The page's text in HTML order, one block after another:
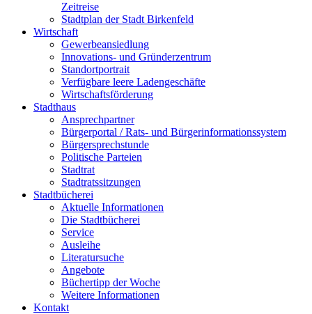
Zeitreise
Stadtplan der Stadt Birkenfeld
Wirtschaft
Gewerbeansiedlung
Innovations- und Gründerzentrum
Standortportrait
Verfügbare leere Ladengeschäfte
Wirtschaftsförderung
Stadthaus
Ansprechpartner
Bürgerportal / Rats- und Bürgerinformationssystem
Bürgersprechstunde
Politische Parteien
Stadtrat
Stadtratssitzungen
Stadtbücherei
Aktuelle Informationen
Die Stadtbücherei
Service
Ausleihe
Literatursuche
Angebote
Büchertipp der Woche
Weitere Informationen
Kontakt